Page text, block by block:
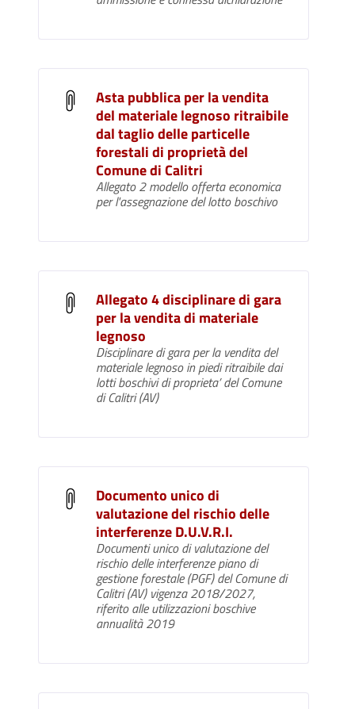
Asta pubblica per la vendita
del materiale legnoso ritraibile
dal taglio delle particelle
forestali di proprietà del
Comune di Calitri
Allegato 2 modello offerta economica
per l'assegnazione del lotto boschivo
Allegato 4 disciplinare di gara
per la vendita di materiale
legnoso
Disciplinare di gara per la vendita del
materiale legnoso in piedi ritraibile dai
lotti boschivi di proprieta’ del Comune
di Calitri (AV)
Documento unico di
valutazione del rischio delle
interferenze D.U.V.R.I.
Documenti unico di valutazione del
rischio delle interferenze piano di
gestione forestale (PGF) del Comune di
Calitri (AV) vigenza 2018/2027,
riferito alle utilizzazioni boschive
annualità 2019